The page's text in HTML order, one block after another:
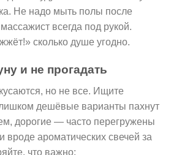
Не надо мыть полы после
всегда под рукой.
сколько душе угодно.
и не прогадать
но не все. Ищите
дешёвые варианты пахнут
дорогие — часто перегружены
ароматических свечей за
что важно: